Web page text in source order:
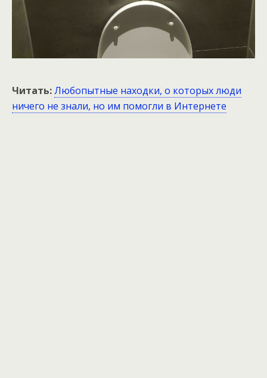
Читать:Любопытные находки, о которых люди
ничего не знали, но им помогли в Интернете